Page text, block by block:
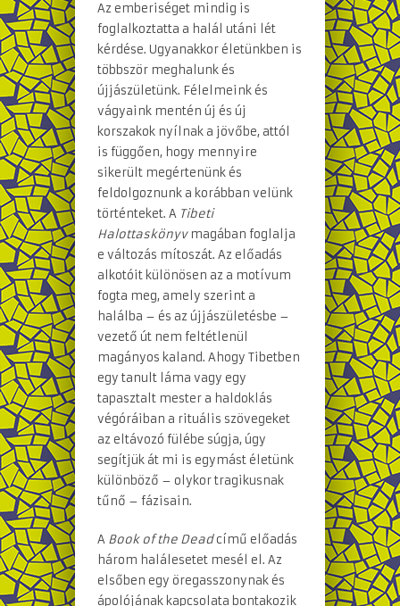
Az emberiséget mindig is
foglalkoztatta a halál utáni lét
kérdése. Ugyanakkor életünkben is
többször meghalunk és
újjászületünk. Félelmeink és
vágyaink mentén új és új
korszakok nyílnak a jövőbe, attól
is függően, hogy mennyire
sikerült megértenünk és
feldolgoznunk a korábban velünk
történteket. A Tibeti
Halottaskönyvmagában foglalja
e változás mítoszát. Az előadás
alkotóit különösen az a motívum
fogta meg, amely szerint a
halálba – és az újjászületésbe –
vezető út nem feltétlenül
magányos kaland. Ahogy Tibetben
egy tanult láma vagy egy
tapasztalt mester a haldoklás
végóráiban a rituális szövegeket
az eltávozó fülébe súgja, úgy
segítjük át mi is egymást életünk
különböző – olykor tragikusnak
tűnő – fázisain.
A Book of the Deadcímű előadás
három halálesetet mesél el. Az
elsőben egy öregasszonynak és
ápolójának kapcsolata bontakozik